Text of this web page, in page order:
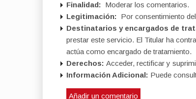
Finalidad: Moderar los comentarios.
Legitimación: Por consentimiento
Destinatarios y encargados de
prestar este servicio. El Titular ha
actúa como encargado de tratamiento.
Derechos: Acceder, rectificar y
Información Adicional: Puede